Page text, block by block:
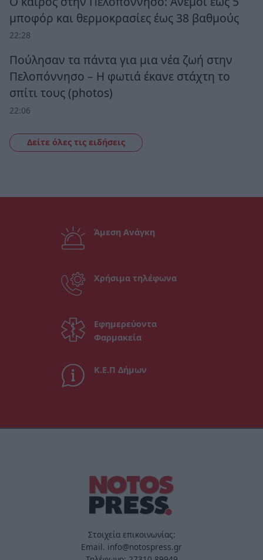
μποφόρ και θερμοκρασίες έως 38 βαθμούς
22:28
Πούλησαν τα πάντα για μια νέα ζωή στην
Πελοπόννησο – Η φωτιά έκανε στάχτη το
σπίτι τους (photos)
22:06
Δείτε όλες τις ειδήσεις
Άμεση Ανάγκη
Χρήσιμα τηλέφωνα
Εφημερεύοντα
Φαρμακεία
Κ.Ε.Π Δήμων
Στοιχεία επικοινωνίας:
Email. info@notospress.gr